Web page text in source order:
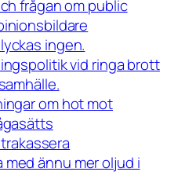
frågan om public
ingen.
vid ringa brott
om hot mot
ännu mer oljud i